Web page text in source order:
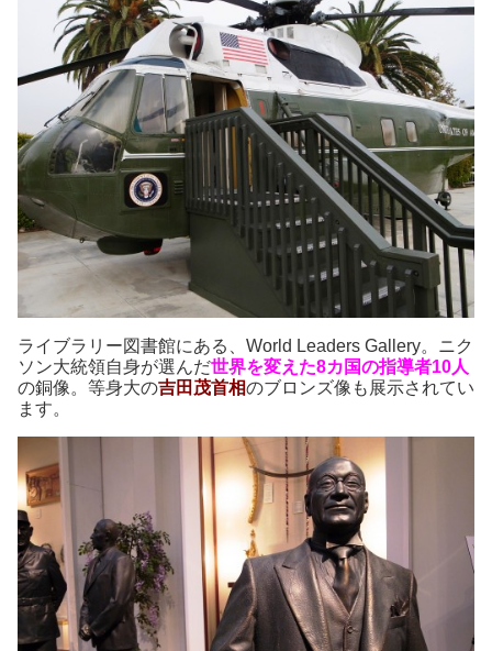
ライブラリー図書館にある、World Leaders Gallery。ニク
ソン大統領自身が選んだ世界を変えた8カ国の指導者10人
の銅像。等身大の吉田茂首相のブロンズ像も展示されてい
ます。